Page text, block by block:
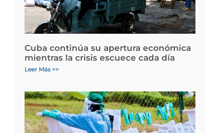
Cuba continúa su apertura económica
mientras la crisis escuece cada día
Leer Más >>